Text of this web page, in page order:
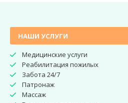
НАШИ УСЛУГИ
Медицинские услуги
Реабилитация пожилых
Забота 24/7
Патронаж
Массаж